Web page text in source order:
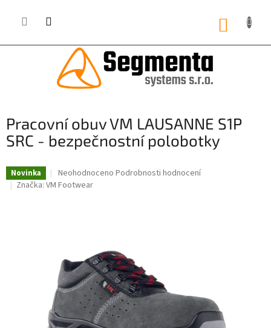
Pracovní obuv VM LAUSANNE S1P
SRC - bezpečnostní polobotky
Novinka
Průměrné
hodnocení
hvězdiček.
Neohodnoceno Podrobnosti hodnocení
Značka: VM Footwear